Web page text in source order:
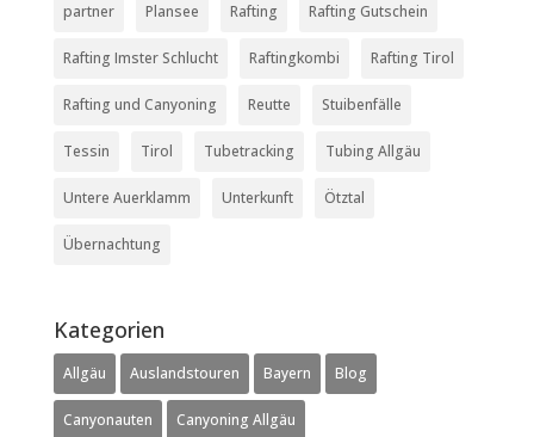
partner Plansee Rafting Rafting Gutschein
Rafting Imster Schlucht Raftingkombi Rafting Tirol
Rafting und Canyoning Reutte Stuibenfälle
Tessin Tirol Tubetracking Tubing Allgäu
Untere Auerklamm Unterkunft Ötztal
Übernachtung
Kategorien
Allgäu Auslandstouren Bayern Blog
Canyonauten Canyoning Allgäu